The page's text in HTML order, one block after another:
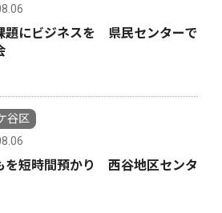
題にビジネスを 県民センターで
谷区
を短時間預かり 西谷地区センタ